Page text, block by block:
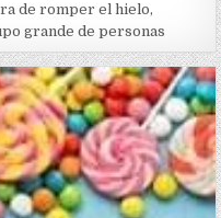
de romper el hielo,
grande de personas